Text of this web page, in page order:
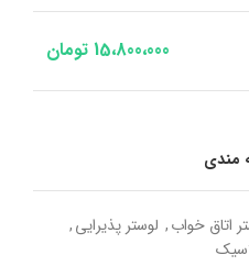
15،800،000 تومان
مندی
اتاق خواب, لوستر پذیرایی,